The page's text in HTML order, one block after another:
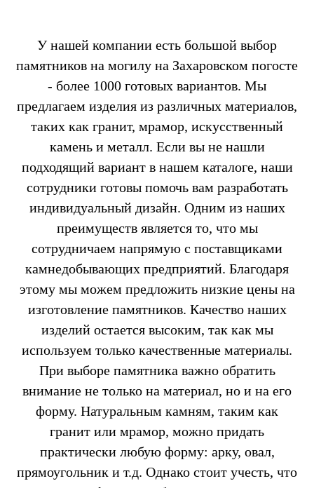
У нашей компании есть большой выбор
памятников на могилу на Захаровском погосте
- более 1000 готовых вариантов. Мы
предлагаем изделия из различных материалов,
таких как гранит, мрамор, искусственный
камень и металл. Если вы не нашли
подходящий вариант в нашем каталоге, наши
сотрудники готовы помочь вам разработать
индивидуальный дизайн. Одним из наших
преимуществ является то, что мы
сотрудничаем напрямую с поставщиками
камнедобывающих предприятий. Благодаря
этому мы можем предложить низкие цены на
изготовление памятников. Качество наших
изделий остается высоким, так как мы
используем только качественные материалы.
При выборе памятника важно обратить
внимание не только на материал, но и на его
форму. Натуральным камням, таким как
гранит или мрамор, можно придать
практически любую форму: арку, овал,
прямоугольник и т.д. Однако стоит учесть, что